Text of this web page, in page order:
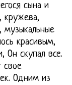
сына и
кружева,
музыкальные
красивым,
Он скупал все.
свое
Одним из